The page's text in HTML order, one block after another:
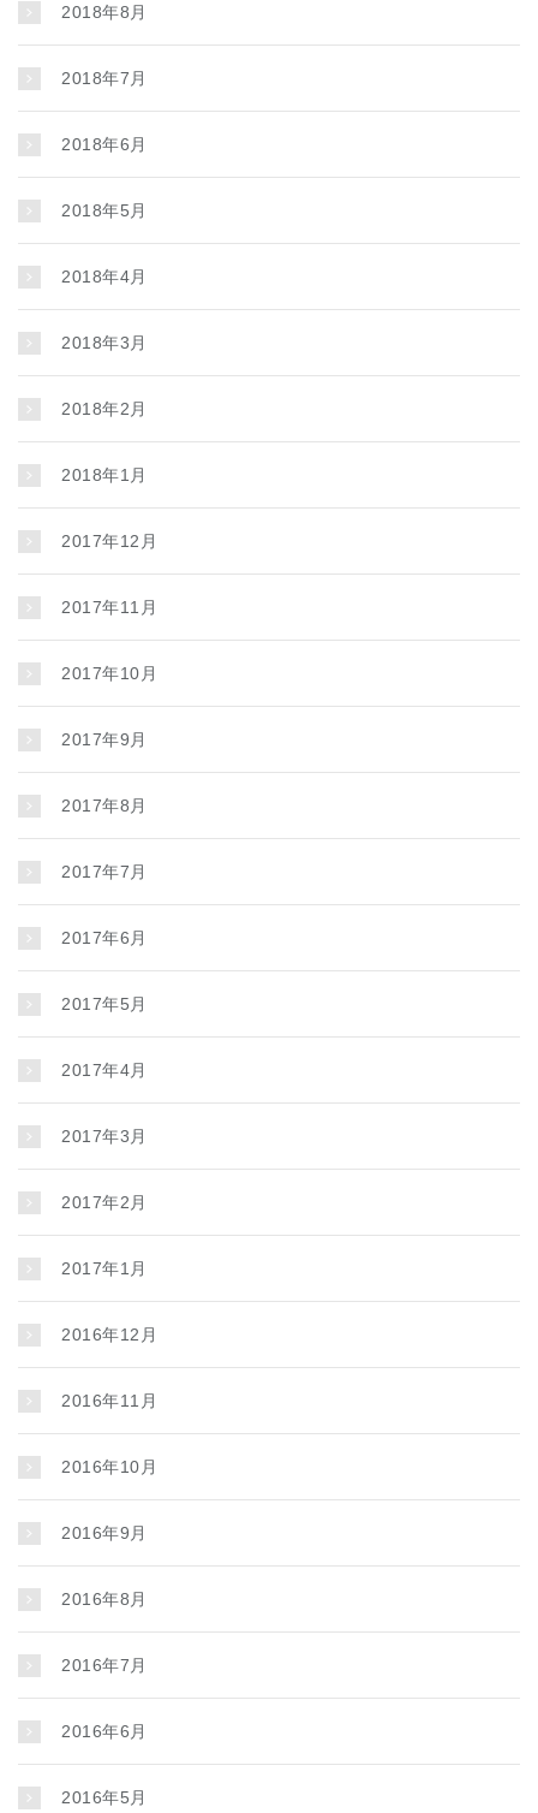
2018年8月
2018年7月
2018年6月
2018年5月
2018年4月
2018年3月
2018年2月
2018年1月
2017年12月
2017年11月
2017年10月
2017年9月
2017年8月
2017年7月
2017年6月
2017年5月
2017年4月
2017年3月
2017年2月
2017年1月
2016年12月
2016年11月
2016年10月
2016年9月
2016年8月
2016年7月
2016年6月
2016年5月